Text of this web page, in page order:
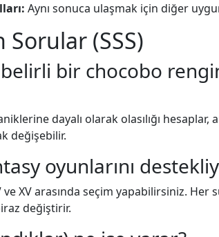
Aynı sonuca ulaşmak için diğer
Sorular (SSS)
belirli bir chocobo
dayalı olarak olasılığı
değişebilir.
oyunlarını
ve XV arasında seçim yapabilirsiniz.
değiştirir.